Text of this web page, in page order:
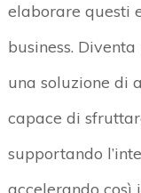
elaborare questi
business.
una soluzione di
capace di
supportando